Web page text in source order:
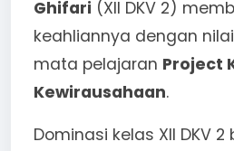
Ghifari (XII DKV 2)
keahliannya dengan
mata pelajaran Project
Kewirausahaan.
Dominasi kelas XII DKV